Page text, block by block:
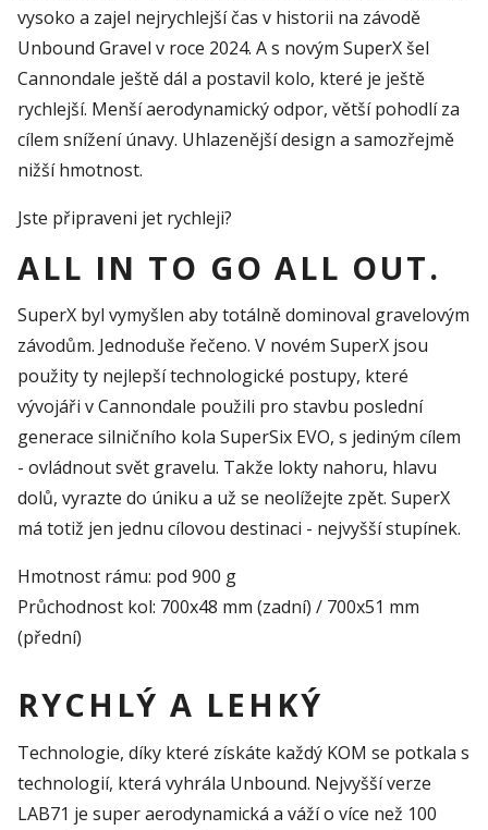
vysoko a zajel nejrychlejší čas v historii na závodě
Unbound Gravel v roce 2024. A s novým SuperX šel
Cannondale ještě dál a postavil kolo, které je ještě
rychlejší. Menší aerodynamický odpor, větší pohodlí za
cílem snížení únavy. Uhlazenější design a samozřejmě
nižší hmotnost.
Jste připraveni jet rychleji?
ALL IN TO GO ALL OUT.
SuperX byl vymyšlen aby totálně dominoval gravelovým
závodům. Jednoduše řečeno. V novém SuperX jsou
použity ty nejlepší technologické postupy, které
vývojáři v Cannondale použili pro stavbu poslední
generace silničního kola SuperSix EVO, s jediným cílem
- ovládnout svět gravelu. Takže lokty nahoru, hlavu
dolů, vyrazte do úniku a už se neolížejte zpět. SuperX
má totiž jen jednu cílovou destinaci - nejvyšší stupínek.
Hmotnost rámu: pod 900 g
Průchodnost kol: 700x48 mm (zadní) / 700x51 mm
(přední)
RYCHLÝ A LEHKÝ
Technologie, díky které získáte každý KOM se potkala s
technologií, která vyhrála Unbound. Nejvyšší verze
LAB71 je super aerodynamická a váží o více než 100